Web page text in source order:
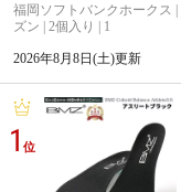
福岡ソフトバンクホークス
ズン | 2個入り | 1
2026年8月8日(土)更新
1位